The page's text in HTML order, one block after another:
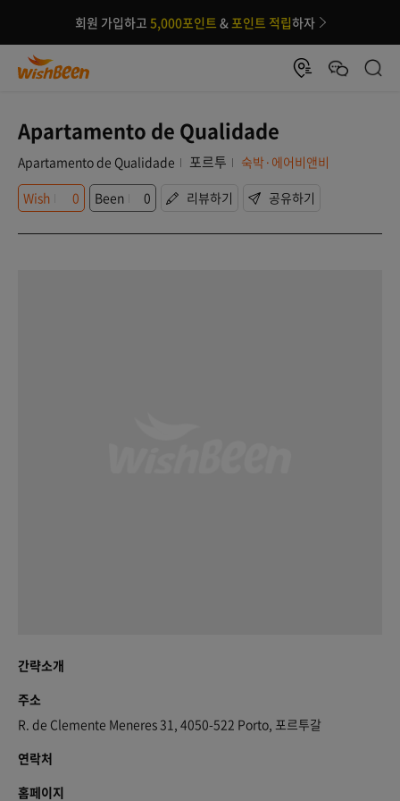
회원 가입하고 5,000포인트 &포인트 적립하자
Apartamento de Qualidade
Apartamento de Qualidade 포르투
숙박·에어비앤비
Wish
0 Been 0 리뷰하기 공유하기
간략소개
주소
R. de Clemente Meneres 31, 4050-522 Porto, 포르투갈
연락처
홈페이지